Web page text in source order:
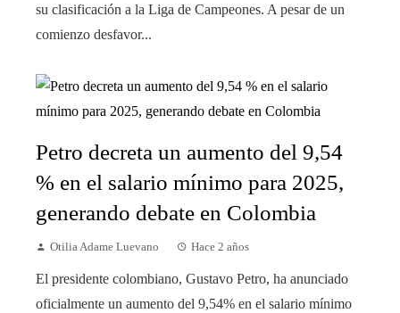
su clasificación a la Liga de Campeones. A pesar de un
comienzo desfavor...
Petro decreta un aumento del 9,54
% en el salario mínimo para 2025,
generando debate en Colombia
Otilia Adame Luevano Hace 2 años
El presidente colombiano, Gustavo Petro, ha anunciado
oficialmente un aumento del 9,54% en el salario mínimo